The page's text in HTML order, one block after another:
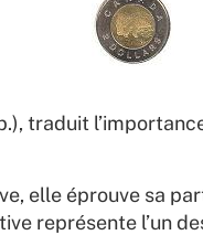
traduit
elle éprouve sa
représente l’un